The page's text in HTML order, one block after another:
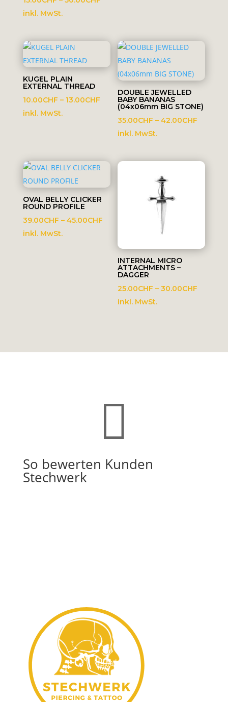
50.00CHF
inkl. MwSt.
KUGEL PLAIN
EXTERNAL THREAD
10.00CHF – 13.00CHFPreisspanne:
10.00CHF
13.00CHF
inkl. MwSt.
DOUBLE JEWELLED
BABY BANANAS
(04x06mm BIG STONE)
35.00CHF –42.00CHF
inkl. MwSt.
OVAL BELLY CLICKER
ROUND PROFILE
39.00CHF – 45.00CHFPreisspanne:
45.00CHF
inkl. MwSt.
INTERNAL MICRO
ATTACHMENTS –
DAGGER
25.00CHF –30.00CHF
inkl. MwSt.

So bewerten Kunden
Stechwerk